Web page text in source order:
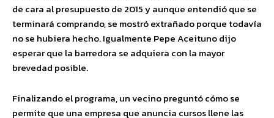
de cara al presupuesto de 2015 y aunque entendió que se
terminará comprando, se mostró extrañado porque todavía
no se hubiera hecho. Igualmente Pepe Aceituno dijo
esperar que la barredora se adquiera con la mayor
brevedad posible.
Finalizando el programa, un vecino preguntó cómo se
permite que una empresa que anuncia cursos llene las